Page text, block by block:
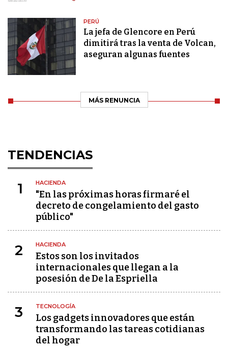
PERÚ
La jefa de Glencore en Perú
dimitirá tras la venta de Volcan,
aseguran algunas fuentes
MÁS RENUNCIA
TENDENCIAS
1 HACIENDA
"En las próximas horas firmaré el
decreto de congelamiento del gasto
público"
2 HACIENDA
Estos son los invitados
internacionales que llegan a la
posesión de De la Espriella
3 TECNOLOGÍA
Los gadgets innovadores que están
transformando las tareas cotidianas
del hogar